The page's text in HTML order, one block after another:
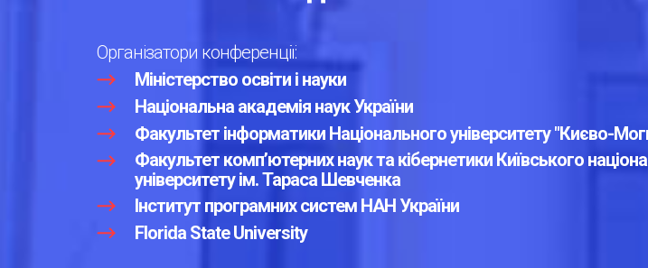
Florida State University
Організатори конференції:
Інститут програмних систем НАН України
Міністерство освіти і науки
Національна академія наук України
Факультет інформатики Національного університету "Києво-
Факультет комп’ютерних наук та кібернетики Київського
університету ім. Тараса Шевченка